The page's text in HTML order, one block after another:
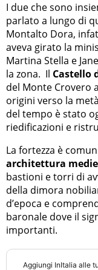
I due che sono
parlato a lungo di
Montalto Dora,
aveva girato la
Martina Stella e
la zona. Il Castello
del Monte Crovero
origini verso la
del tempo è stato
riedificazioni e
La fortezza è
architettura
bastioni e torri di
della dimora
d’epoca e
baronale dove il
importanti.
Aggiungi InItalia alle